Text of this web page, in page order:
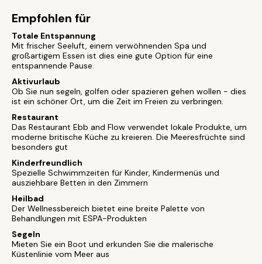
Empfohlen für
Totale Entspannung
Mit frischer Seeluft, einem verwöhnenden Spa und
großartigem Essen ist dies eine gute Option für eine
entspannende Pause.
Aktivurlaub
Ob Sie nun segeln, golfen oder spazieren gehen wollen - dies
ist ein schöner Ort, um die Zeit im Freien zu verbringen.
Restaurant
Das Restaurant Ebb and Flow verwendet lokale Produkte, um
moderne britische Küche zu kreieren. Die Meeresfrüchte sind
besonders gut
Kinderfreundlich
Spezielle Schwimmzeiten für Kinder, Kindermenüs und
ausziehbare Betten in den Zimmern
Heilbad
Der Wellnessbereich bietet eine breite Palette von
Behandlungen mit ESPA-Produkten
Segeln
Mieten Sie ein Boot und erkunden Sie die malerische
Küstenlinie vom Meer aus